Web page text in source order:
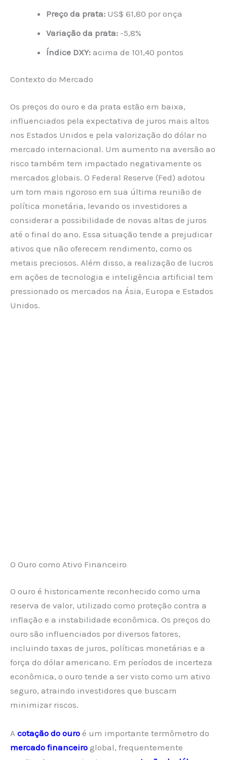
Preço da prata: US$ 61,80 por onça
Variação da prata: -5,8%
Índice DXY: acima de 101,40 pontos
Contexto do Mercado
Os preços do ouro e da prata estão em baixa,
influenciados pela expectativa de juros mais altos
nos Estados Unidos e pela valorização do dólar no
mercado internacional. Um aumento na aversão ao
risco também tem impactado negativamente os
mercados globais. O Federal Reserve (Fed) adotou
um tom mais rigoroso em sua última reunião de
política monetária, levando os investidores a
considerar a possibilidade de novas altas de juros
até o final do ano. Essa situação tende a prejudicar
ativos que não oferecem rendimento, como os
metais preciosos. Além disso, a realização de lucros
em ações de tecnologia e inteligência artificial tem
pressionado os mercados na Ásia, Europa e Estados
Unidos.
O Ouro como Ativo Financeiro
O ouro é historicamente reconhecido como uma
reserva de valor, utilizado como proteção contra a
inflação e a instabilidade econômica. Os preços do
ouro são influenciados por diversos fatores,
incluindo taxas de juros, políticas monetárias e a
força do dólar americano. Em períodos de incerteza
econômica, o ouro tende a ser visto como um ativo
seguro, atraindo investidores que buscam
minimizar riscos.
A cotação do ouro é um importante termômetro do
mercado financeiro global, frequentemente